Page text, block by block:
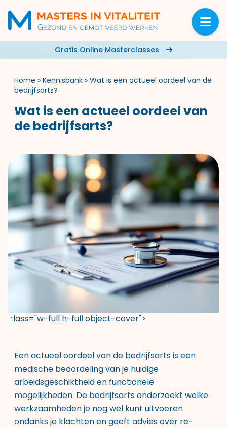
Gratis Online Masterclasses
Home » Kennisbank » Wat is een actueel oordeel van de
bedrijfsarts?
Wat is een actueel oordeel van
de bedrijfsarts?
class="w-full h-full object-cover">
Een actueel oordeel van de bedrijfsarts is een
medische beoordeling van je huidige
arbeidsgeschiktheid en functionele
mogelijkheden. De bedrijfsarts onderzoekt welke
werkzaamheden je nog wel kunt uitvoeren
ondanks je klachten en geeft advies over re-